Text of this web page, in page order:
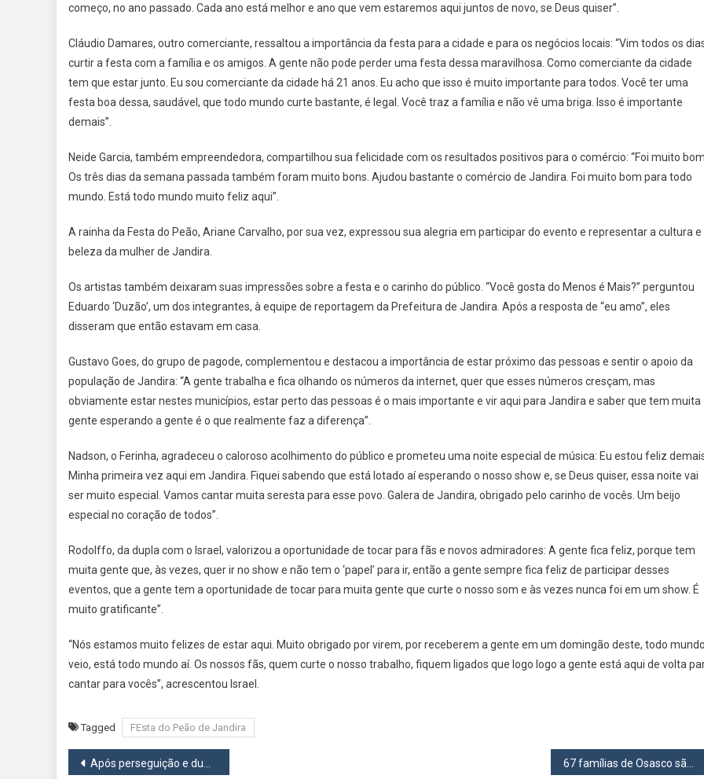
começo, no ano passado. Cada ano está melhor e ano que vem estaremos aqui juntos de novo, se Deus quiser”.
Cláudio Damares, outro comerciante, ressaltou a importância da festa para a cidade e para os negócios locais: “Vim todos os
curtir a festa com a família e os amigos. A gente não pode perder uma festa dessa maravilhosa. Como comerciante da cidade
tem que estar junto. Eu sou comerciante da cidade há 21 anos. Eu acho que isso é muito importante para todos. Você ter uma
festa boa dessa, saudável, que todo mundo curte bastante, é legal. Você traz a família e não vê uma briga. Isso é importante
demais”.
Neide Garcia, também empreendedora, compartilhou sua felicidade com os resultados positivos para o comércio: “Foi muito
Os três dias da semana passada também foram muito bons. Ajudou bastante o comércio de Jandira. Foi muito bom para todo
mundo. Está todo mundo muito feliz aqui”.
A rainha da Festa do Peão, Ariane Carvalho, por sua vez, expressou sua alegria em participar do evento e representar a cultura e
beleza da mulher de Jandira.
Os artistas também deixaram suas impressões sobre a festa e o carinho do público. “Você gosta do Menos é Mais?” perguntou
Eduardo ‘Duzão’, um dos integrantes, à equipe de reportagem da Prefeitura de Jandira. Após a resposta de “eu amo”, eles
disseram que então estavam em casa.
Gustavo Goes, do grupo de pagode, complementou e destacou a importância de estar próximo das pessoas e sentir o apoio da
população de Jandira: “A gente trabalha e fica olhando os números da internet, quer que esses números cresçam, mas
obviamente estar nestes municípios, estar perto das pessoas é o mais importante e vir aqui para Jandira e saber que tem muita
gente esperando a gente é o que realmente faz a diferença”.
Nadson, o Ferinha, agradeceu o caloroso acolhimento do público e prometeu uma noite especial de música: Eu estou feliz
Minha primeira vez aqui em Jandira. Fiquei sabendo que está lotado aí esperando o nosso show e, se Deus quiser, essa noite vai
ser muito especial. Vamos cantar muita seresta para esse povo. Galera de Jandira, obrigado pelo carinho de vocês. Um beijo
especial no coração de todos”.
Rodolffo, da dupla com o Israel, valorizou a oportunidade de tocar para fãs e novos admiradores: A gente fica feliz, porque tem
muita gente que, às vezes, quer ir no show e não tem o ‘papel’ para ir, então a gente sempre fica feliz de participar desses
eventos, que a gente tem a oportunidade de tocar para muita gente que curte o nosso som e às vezes nunca foi em um show. É
muito gratificante”.
“Nós estamos muito felizes de estar aqui. Muito obrigado por virem, por receberem a gente em um domingão deste, todo
veio, está todo mundo aí. Os nossos fãs, quem curte o nosso trabalho, fiquem ligados que logo logo a gente está aqui de volta
cantar para vocês”, acrescentou Israel.
Tagged FEsta do Peão de Jandira
Navegação
Após perseguição e duas vítimas, PM apreende quase uma tonelada de maconha em Itapevi